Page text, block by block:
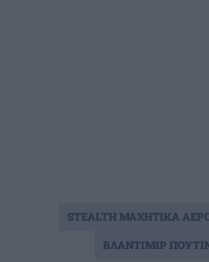
STEALTH ΜΑΧΗΤΙΚΑ
ΒΛΑΝΤΙΜΙΡ